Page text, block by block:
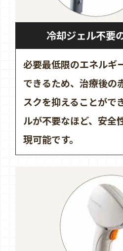
冷却ジェル不要
必要最低限のエネルギ
できるため、治療後の
スクを抑えることがで
ルが不要なほど、安全
現可能です。